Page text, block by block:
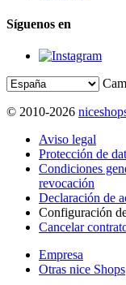
Síguenos en
© 2010-2026
Aviso legal
Protección de
Condiciones
revocación
Declaración de
Configuración
Cancelar
Empresa
Otras nice Shops